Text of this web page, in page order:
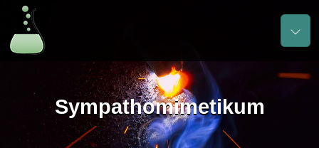
Sympathomimetikum